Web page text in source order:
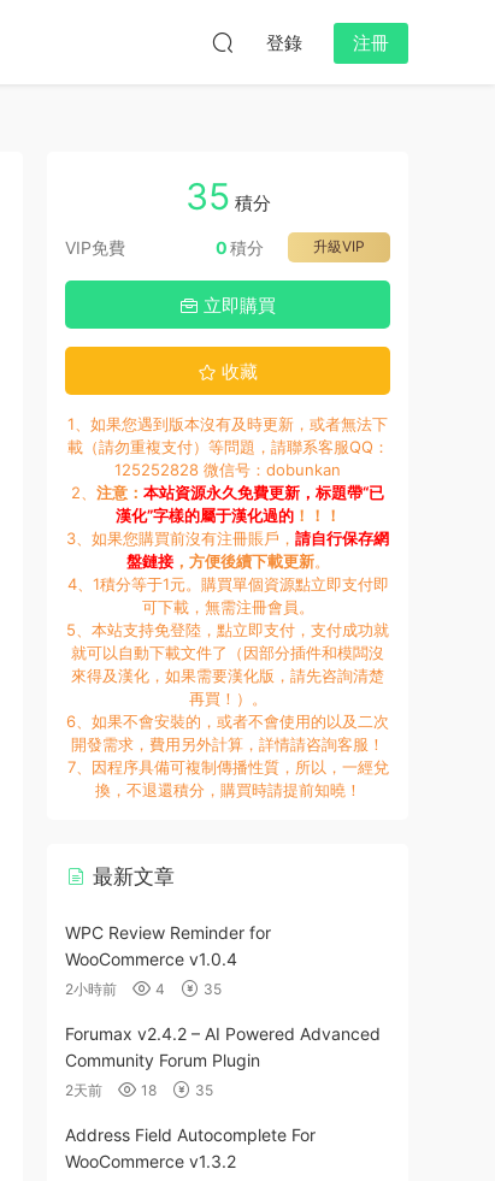
登錄 注冊
35 積分
VIP免費 升級VIP
0積分
立即購買
收藏
1、如果您遇到版本沒有及時更新，或者無法下
載（請勿重複支付）等問題，請聯系客服QQ：
125252828 微信号：dobunkan
2、 注意： 本站資源永久免費更新，标題帶“已
漢化”字樣的屬于漢化過的！！！
3、如果您購買前沒有注冊賬戶， 請自行保存網
盤鏈接，方便後續下載更新。
4、1積分等于1元。購買單個資源點立即支付即
可下載，無需注冊會員。
5、本站支持免登陸，點立即支付，支付成功就
就可以自動下載文件了（因部分插件和模闆沒
來得及漢化，如果需要漢化版，請先咨詢清楚
再買！）。
6、如果不會安裝的，或者不會使用的以及二次
開發需求，費用另外計算，詳情請咨詢客服！
7、因程序具備可複制傳播性質，所以，一經兌
換，不退還積分，購買時請提前知曉！
最新文章
WPC Review Reminder for
WooCommerce v1.0.4
2小時前 4 35
Forumax v2.4.2 – AI Powered Advanced
Community Forum Plugin
2天前 18 35
Address Field Autocomplete For
WooCommerce v1.3.2